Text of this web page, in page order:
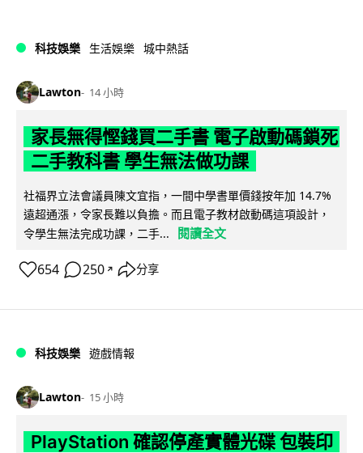
科技娛樂 生活娛樂 城中熱話
Lawton 14 小時
家長無得慳錢買二手書 電子啟動碼鎖死
二手教科書 學生無法做功課
社福界立法會議員陳文宜指，一間中學書單價錢按年加 14.7%
遠超通漲，令家長難以負擔。而且電子教材啟動碼這項設計，
令學生無法完成功課，二手...
閱讀全文
654 250 ↗ 分享
科技娛樂 遊戲情報
Lawton 15 小時
PlayStation 確認停產實體光碟 包裝印